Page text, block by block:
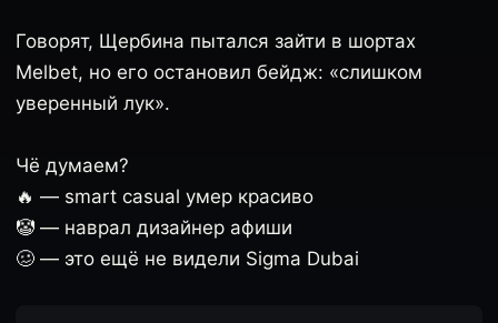
Говорят, Щербина пытался зайти в шортах
Melbet, но его остановил бейдж: «слишком
уверенный лук».
Чё думаем?
🔥 — smart casual умер красиво
🤡 — наврал дизайнер афиши
🥴 — это ещё не видели Sigma Dubai